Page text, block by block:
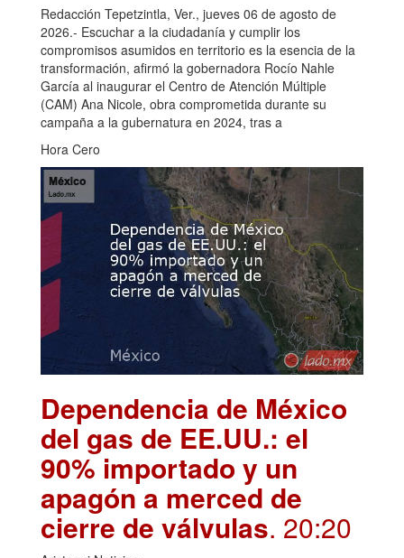
Redacción Tepetzintla, Ver., jueves 06 de agosto de
2026.- Escuchar a la ciudadanía y cumplir los
compromisos asumidos en territorio es la esencia de la
transformación, afirmó la gobernadora Rocío Nahle
García al inaugurar el Centro de Atención Múltiple
(CAM) Ana Nicole, obra comprometida durante su
campaña a la gubernatura en 2024, tras a
Hora Cero
Dependencia de México
del gas de EE.UU.: el
90% importado y un
apagón a merced de
cierre de válvulas. 20:20